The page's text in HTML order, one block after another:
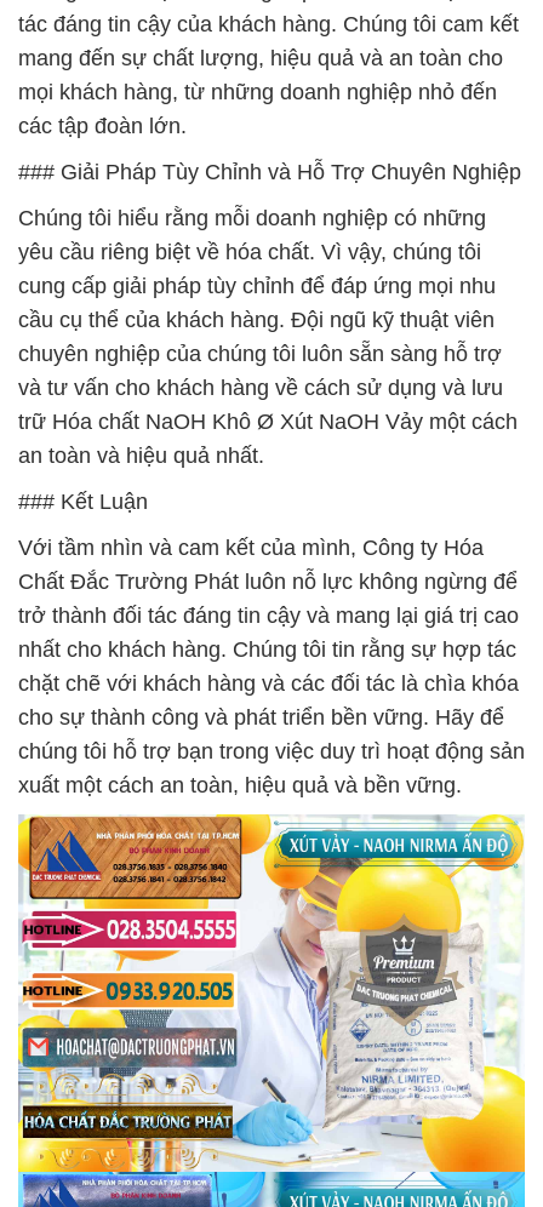
tác đáng tin cậy của khách hàng. Chúng tôi cam kết
mang đến sự chất lượng, hiệu quả và an toàn cho
mọi khách hàng, từ những doanh nghiệp nhỏ đến
các tập đoàn lớn.
### Giải Pháp Tùy Chỉnh và Hỗ Trợ Chuyên Nghiệp
Chúng tôi hiểu rằng mỗi doanh nghiệp có những
yêu cầu riêng biệt về hóa chất. Vì vậy, chúng tôi
cung cấp giải pháp tùy chỉnh để đáp ứng mọi nhu
cầu cụ thể của khách hàng. Đội ngũ kỹ thuật viên
chuyên nghiệp của chúng tôi luôn sẵn sàng hỗ trợ
và tư vấn cho khách hàng về cách sử dụng và lưu
trữ Hóa chất NaOH Khô Ø Xút NaOH Vảy một cách
an toàn và hiệu quả nhất.
### Kết Luận
Với tầm nhìn và cam kết của mình, Công ty Hóa
Chất Đắc Trường Phát luôn nỗ lực không ngừng để
trở thành đối tác đáng tin cậy và mang lại giá trị cao
nhất cho khách hàng. Chúng tôi tin rằng sự hợp tác
chặt chẽ với khách hàng và các đối tác là chìa khóa
cho sự thành công và phát triển bền vững. Hãy để
chúng tôi hỗ trợ bạn trong việc duy trì hoạt động sản
xuất một cách an toàn, hiệu quả và bền vững.